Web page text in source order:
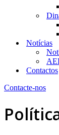
Notícias
Contactos
Contacte-nos